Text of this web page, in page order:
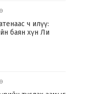
ч илүү:
баян хүн Ли